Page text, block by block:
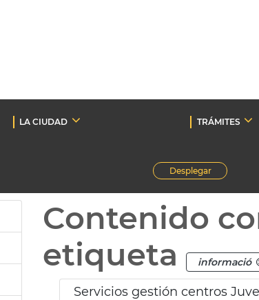
LA CIUDAD TRÁMITES
Desplegar
Contenido
etiqueta
informació
Servicios gestión centros